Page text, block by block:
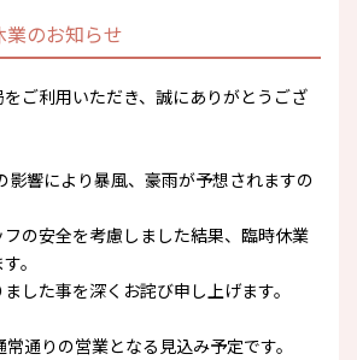
のお知らせ
ご利用いただき、誠にありがとうござ
影響により暴風、豪雨が予想されますの
の安全を考慮しました結果、臨時休業
。
した事を深くお詫び申し上げます。
通りの営業となる見込み予定です。